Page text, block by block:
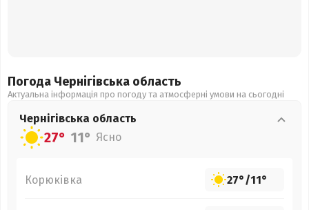
Погода Чернігівська область
Актуальна інформація про погоду та атмосферні умови на сьогодні
Чернігівська область
27° 11° Ясно
Корюківка 27°/11°